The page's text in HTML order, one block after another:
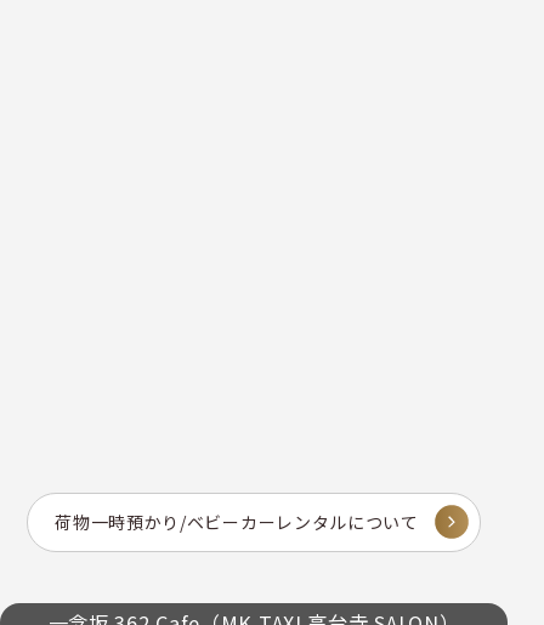
荷物一時預かり/ベビーカーレンタルについて